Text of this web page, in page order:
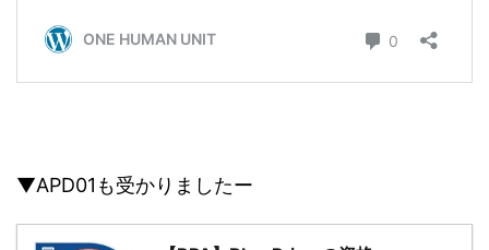
▼APD01も受かりましたー